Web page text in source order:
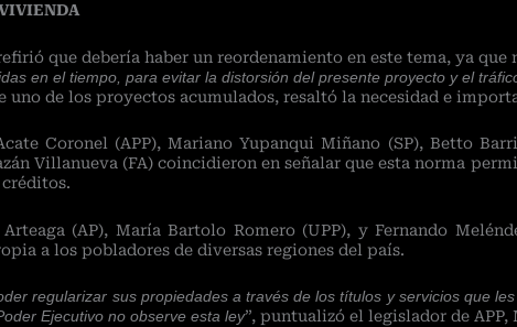
que debería haber un reordenamiento en este tema, ya
en el tiempo, para evitar la distorsión del presente proyecto y el
uno de los proyectos acumulados, resaltó la necesidad e
Coronel (APP), Mariano Yupanqui Miñano (SP), Betto
Villanueva (FA) coincidieron en señalar que esta norma
créditos.
(AP), María Bartolo Romero (UPP), y Fernando
a los pobladores de diversas regiones del país.
regularizar sus propiedades a través de los títulos y servicios que
Ejecutivo no observe esta ley”, puntualizó el legislador de APP,